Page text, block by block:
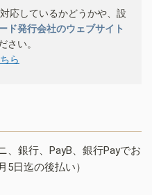
応しているかどうかや、設
ド発行会社のウェブサイト
さい。
ら
、銀行、PayB、銀行Payでお
日迄の後払い）